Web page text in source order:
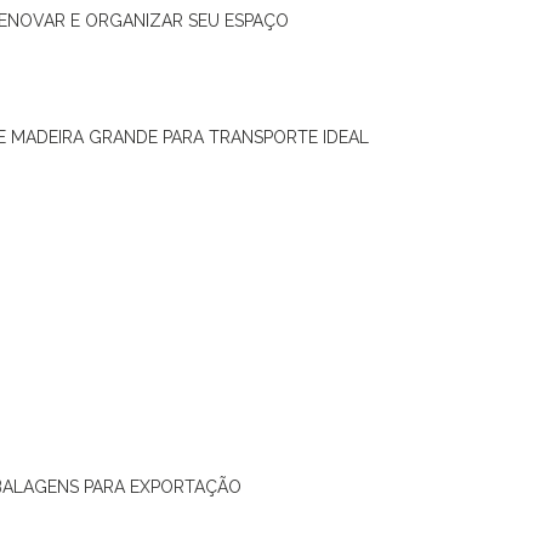
E ORGANIZAR SEU ESPAÇO
MADEIRA GRANDE PARA TRANSPORTE IDEAL
PARA EXPORTAÇÃO